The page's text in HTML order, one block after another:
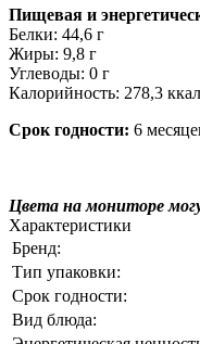
Пищевая и
Белки: 44,6 г
Жиры: 9,8 г
Углеводы: 0 г
Калорийность: 278,3 ккал
Срок годности: 6
Цвета на мониторе
Характеристики
Бренд:
Тип упаковки:
Срок годности:
Вид блюда: